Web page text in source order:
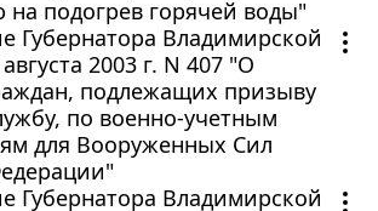
на подогрев горячей воды"
Губернатора Владимирской
2003 г. N 407 "О
подлежащих призыву
по военно-учетным
для Вооруженных Сил
Губернатора Владимирской